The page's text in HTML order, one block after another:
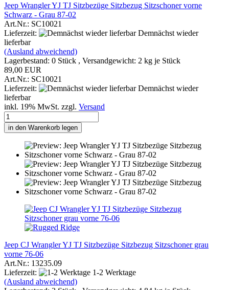
Jeep Wrangler YJ TJ Sitzbezüge Sitzbezug Sitzschoner vorne
Schwarz - Grau 87-02
Art.Nr.: SC10021
Lieferzeit:
Demnächst wieder
lieferbar
(Ausland abweichend)
Lagerbestand: 0 Stück , Versandgewicht: 2 kg je Stück
89,00 EUR
Art.Nr.: SC10021
Lieferzeit:
Demnächst wieder
lieferbar
inkl. 19% MwSt. zzgl. Versand
in den Warenkorb legen
Jeep CJ Wrangler YJ TJ Sitzbezüge Sitzbezug Sitzschoner grau
vorne 76-06
Art.Nr.: 13235.09
Lieferzeit:
1-2 Werktage
(Ausland abweichend)